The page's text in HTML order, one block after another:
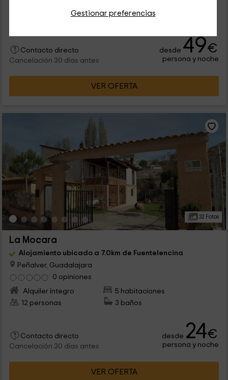
Gestionar preferencias
1 baños
Contacto directo
Cancelación 30 días antes
desde 49€
persona y noche
VER OFERTA
32 Fotos
La Mocara
Alojamiento ubicado a 7.0km de Fuentelencina
Peñalver, Guadalajara
0 opiniones
Alquiler íntegro
5 habitaciones
12 personas
3 baños
Contacto directo
Cancelación 30 días antes
desde 24€
persona y noche
VER OFERTA